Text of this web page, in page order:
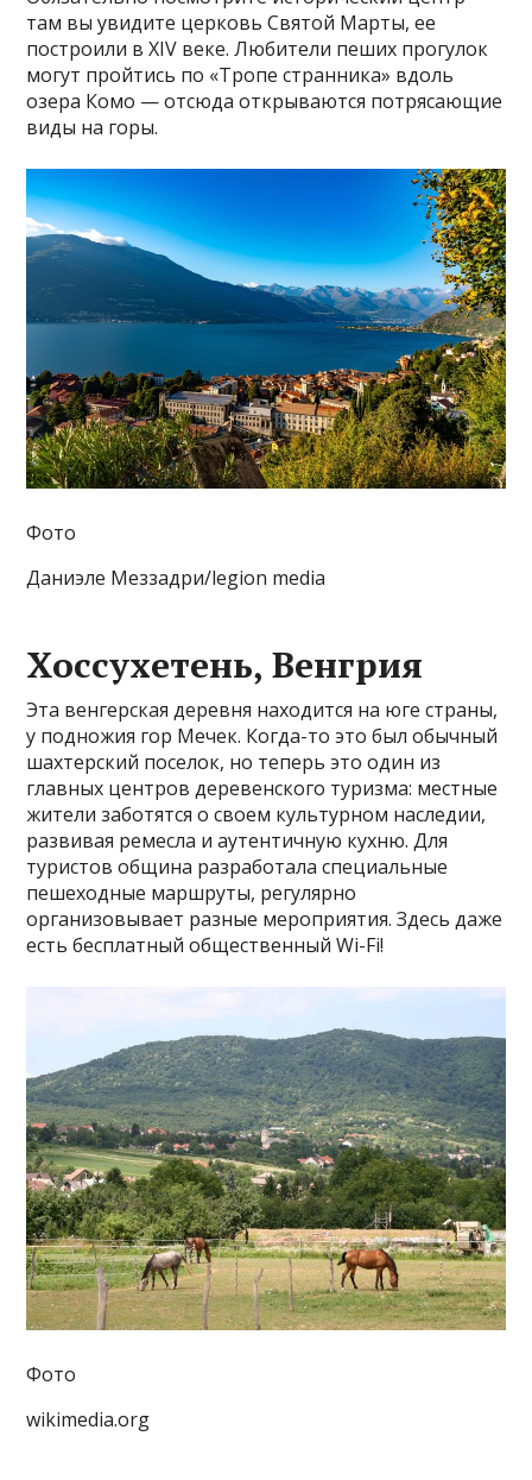
там вы увидите церковь Святой Марты, ее
построили в XIV веке. Любители пеших прогулок
могут пройтись по «Тропе странника» вдоль
озера Комо — отсюда открываются потрясающие
виды на горы.
Фото
Даниэле Меззадри/legion media
Хоссухетень, Венгрия
Эта венгерская деревня находится на юге страны,
у подножия гор Мечек. Когда-то это был обычный
шахтерский поселок, но теперь это один из
главных центров деревенского туризма: местные
жители заботятся о своем культурном наследии,
развивая ремесла и аутентичную кухню. Для
туристов община разработала специальные
пешеходные маршруты, регулярно
организовывает разные мероприятия. Здесь даже
есть бесплатный общественный Wi-Fi!
Фото
wikimedia.org